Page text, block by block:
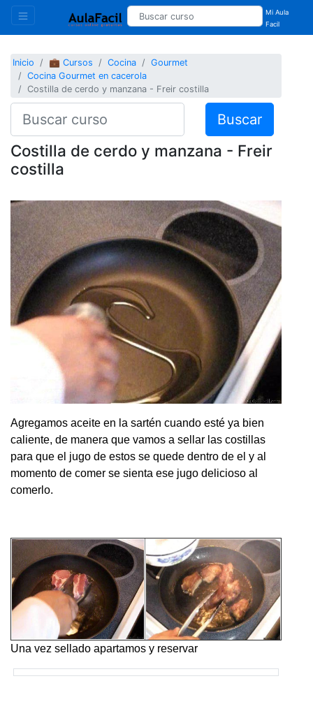
Mi Aula
Facil
Inicio 💼 Cursos Cocina
Gourmet
Cocina Gourmet en cacerola
Costilla de cerdo y manzana - Freir costilla
Buscar
Costilla de cerdo y manzana - Freir
costilla
Agregamos aceite en la sartén cuando esté ya bien
caliente, de manera que vamos a sellar las costillas
para que el jugo de estos se quede dentro de el y al
momento de comer se sienta ese jugo delicioso al
comerlo.
Una vez sellado apartamos y reservar